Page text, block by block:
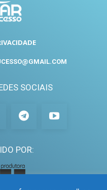
SOCIAIS
POR: